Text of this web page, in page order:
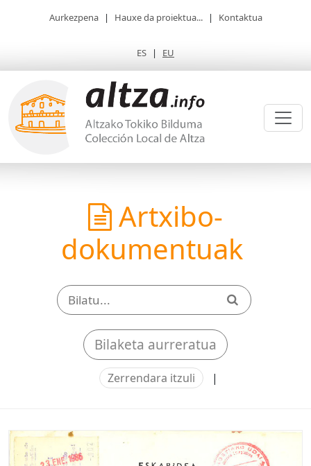
Aurkezpena | Hauxe da proiektua... | Kontaktua
ES | EU
Artxibo-
dokumentuak
Bilaketa aurreratua
Zerrendara itzuli |